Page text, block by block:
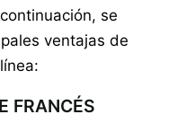
se
ventajas de
FRANCÉS